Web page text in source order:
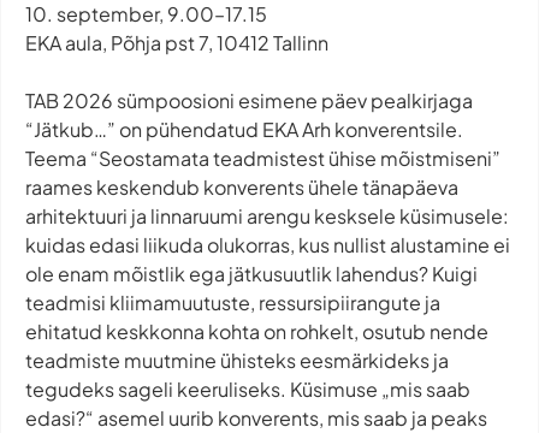
10. september, 9.00–17.15
EKA aula, Põhja pst 7, 10412 Tallinn
TAB 2026 sümpoosioni esimene päev pealkirjaga
“Jätkub…” on pühendatud EKA Arh konverentsile.
Teema “Seostamata teadmistest ühise mõistmiseni”
raames keskendub konverents ühele tänapäeva
arhitektuuri ja linnaruumi arengu kesksele küsimusele:
kuidas edasi liikuda olukorras, kus nullist alustamine ei
ole enam mõistlik ega jätkusuutlik lahendus? Kuigi
teadmisi kliimamuutuste, ressursipiirangute ja
ehitatud keskkonna kohta on rohkelt, osutub nende
teadmiste muutmine ühisteks eesmärkideks ja
tegudeks sageli keeruliseks. Küsimuse „mis saab
edasi?“ asemel uurib konverents, mis saab ja peaks